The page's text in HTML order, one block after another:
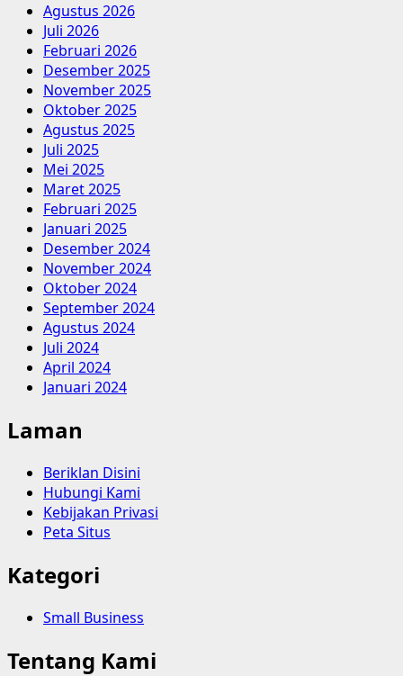
Agustus 2026
Juli 2026
Februari 2026
Desember 2025
November 2025
Oktober 2025
Agustus 2025
Juli 2025
Mei 2025
Maret 2025
Februari 2025
Januari 2025
Desember 2024
November 2024
Oktober 2024
September 2024
Agustus 2024
Juli 2024
April 2024
Januari 2024
Laman
Beriklan Disini
Hubungi Kami
Kebijakan Privasi
Peta Situs
Kategori
Small Business
Tentang Kami